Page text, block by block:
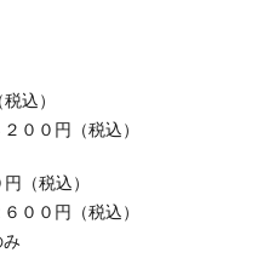
込）
００円（税込）
（税込）
００円（税込）